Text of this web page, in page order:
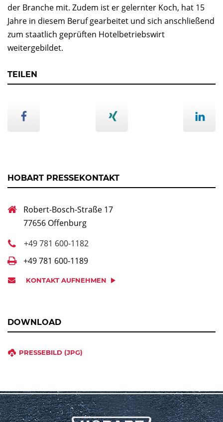
der Branche mit. Zudem ist er gelernter Koch, hat 15
Jahre in diesem Beruf gearbeitet und sich anschließend
zum staatlich geprüften Hotelbetriebswirt
weitergebildet.
TEILEN
HOBART PRESSEKONTAKT
Robert-Bosch-Straße 17
77656 Offenburg
+49 781 600-1182
+49 781 600-1189
KONTAKT AUFNEHMEN
DOWNLOAD
PRESSEBILD (JPG)